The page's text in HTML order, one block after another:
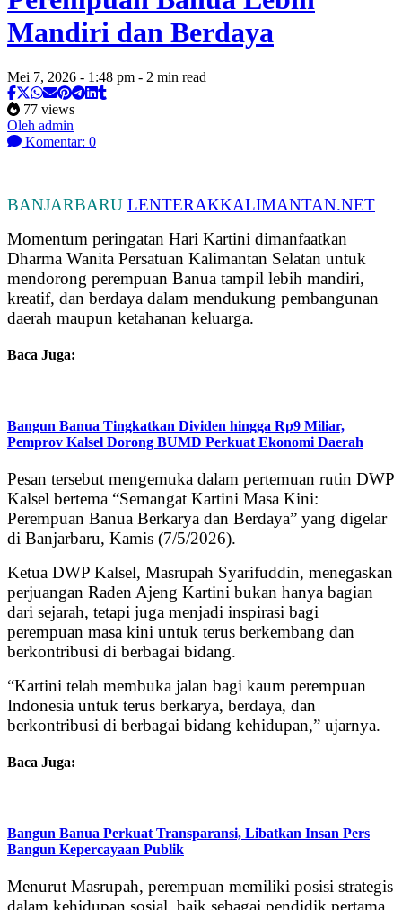
Mandiri dan Berdaya
Mei 7, 2026 - 1:48 pm - 2 min read
77 views
Oleh admin
Komentar: 0
BANJARBARU LENTERAKKALIMANTAN.NET
Momentum peringatan Hari Kartini dimanfaatkan
Dharma Wanita Persatuan Kalimantan Selatan untuk
mendorong perempuan Banua tampil lebih mandiri,
kreatif, dan berdaya dalam mendukung pembangunan
daerah maupun ketahanan keluarga.
Baca Juga:
Bangun Banua Tingkatkan Dividen hingga Rp9 Miliar,
Pemprov Kalsel Dorong BUMD Perkuat Ekonomi Daerah
Pesan tersebut mengemuka dalam pertemuan rutin DWP
Kalsel bertema “Semangat Kartini Masa Kini:
Perempuan Banua Berkarya dan Berdaya” yang digelar
di Banjarbaru, Kamis (7/5/2026).
Ketua DWP Kalsel, Masrupah Syarifuddin, menegaskan
perjuangan Raden Ajeng Kartini bukan hanya bagian
dari sejarah, tetapi juga menjadi inspirasi bagi
perempuan masa kini untuk terus berkembang dan
berkontribusi di berbagai bidang.
“Kartini telah membuka jalan bagi kaum perempuan
Indonesia untuk terus berkarya, berdaya, dan
berkontribusi di berbagai bidang kehidupan,” ujarnya.
Baca Juga:
Bangun Banua Perkuat Transparansi, Libatkan Insan Pers
Bangun Kepercayaan Publik
Menurut Masrupah, perempuan memiliki posisi strategis
dalam kehidupan sosial, baik sebagai pendidik pertama